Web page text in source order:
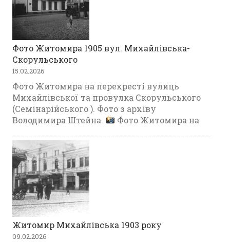
Фото Житомира 1905 вул. Михайлівська-
Скорульського
15.02.2026
Фото Житомира на перехресті вулиць
Михайлівської та провулка Скорульського
(Семінарійського ). Фото з архіву
Володимира Штейна.
Фото Житомира на
Житомир Михайлівська 1903 року
09.02.2026